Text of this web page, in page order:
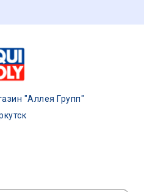
"Аллея Групп"